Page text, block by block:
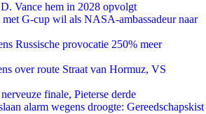
Vance hem in 2028 opvolgt
G-cup wil als NASA-ambassadeur naar
Russische provocatie 250% meer
over route Straat van Hormuz, VS
finale, Pieterse derde
alarm wegens droogte: Gereedschapskist